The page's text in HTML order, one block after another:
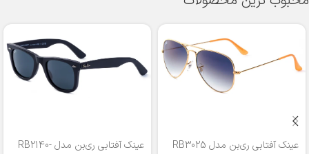
عینک آفتابی ری‌بن مدل RB3025
عینک آفتابی ری‌بن مدل RB2140-